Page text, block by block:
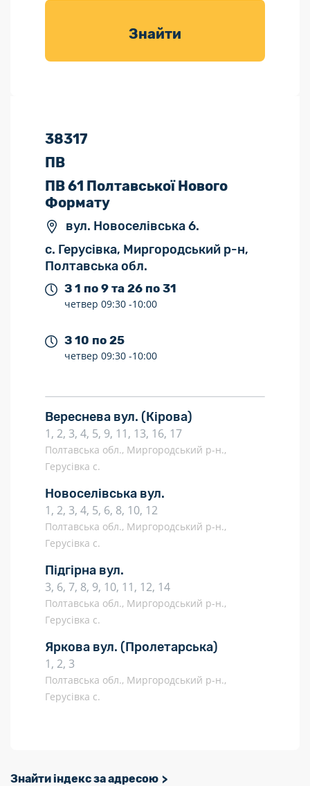
товарів для
Знайти
38317
ПВ
ПВ 61 Полтавської Нового
Формату
вул. Новоселівська 6.
с. Герусівка, Миргородський р-н,
Полтавська обл.
З 1 по 9 та 26 по 31
четвер 09:30 -10:00
З 10 по 25
четвер 09:30 -10:00
Вереснева вул. (Кірова)
1, 2, 3, 4, 5, 9, 11, 13, 16, 17
Полтавська обл., Миргородський р-н.,
Герусівка с.
Новоселівська вул.
1, 2, 3, 4, 5, 6, 8, 10, 12
Полтавська обл., Миргородський р-н.,
Герусівка с.
Підгірна вул.
3, 6, 7, 8, 9, 10, 11, 12, 14
Полтавська обл., Миргородський р-н.,
Герусівка с.
Яркова вул. (Пролетарська)
1, 2, 3
Полтавська обл., Миргородський р-н.,
Герусівка с.
Знайти індекс за адресою